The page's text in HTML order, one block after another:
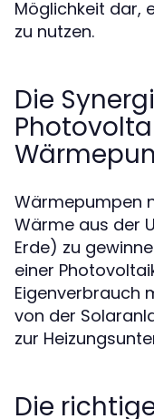
Möglichkeit dar,
zu nutzen.
Die
Wärmepumpen
Wärme aus der
Erde) zu
einer
Eigenverbrauch
von der
zur
Die